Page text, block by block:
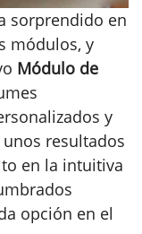
sorprendido en
módulos, y
Módulo de
y
unos resultados
en la intuitiva
opción en el